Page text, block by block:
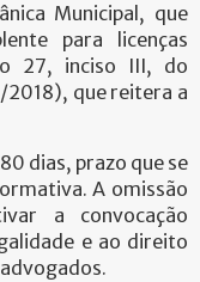
Municipal, que
para licenças
27, inciso III, do
2018), que reitera a
dias, prazo que se
A omissão
a convocação
e ao direito